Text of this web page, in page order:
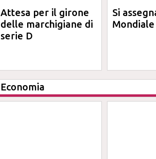
Attesa per il girone
delle marchigiane di
serie D
Si
Economia